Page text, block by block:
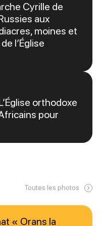
Cyrille de
aux
moines et
l’Église
orthodoxe
pour
Toutes les photos
« Orans la